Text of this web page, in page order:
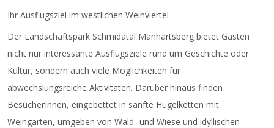
Ihr Ausflugsziel im westlichen Weinviertel
Der Landschaftspark Schmidatal Manhartsberg bietet Gästen
nicht nur interessante Ausflugsziele rund um Geschichte oder
Kultur, sondern auch viele Möglichkeiten für
abwechslungsreiche Aktivitäten. Darüber hinaus finden
BesucherInnen, eingebettet in sanfte Hügelketten mit
Weingärten, umgeben von Wald- und Wiese und idyllischen